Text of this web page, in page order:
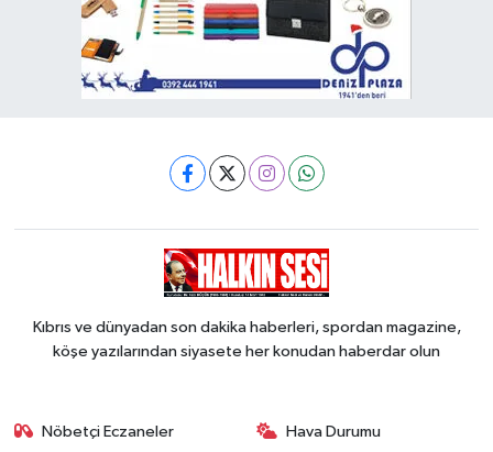
Kıbrıs ve dünyadan son dakika haberleri, spordan magazine,
köşe yazılarından siyasete her konudan haberdar olun
Nöbetçi Eczaneler Hava Durumu